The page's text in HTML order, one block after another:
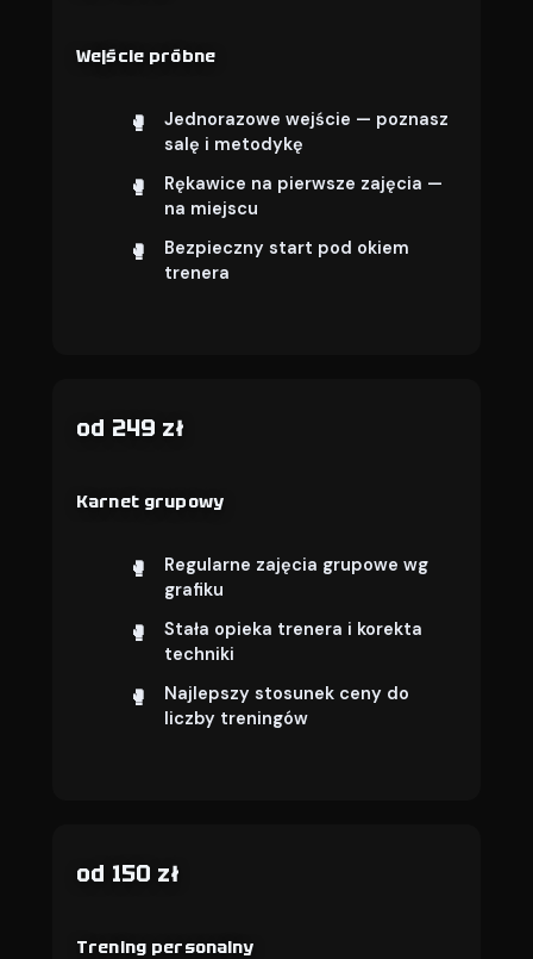
Wejście próbne
Jednorazowe wejście — poznasz
salę i metodykę
Rękawice na pierwsze zajęcia —
na miejscu
Bezpieczny start pod okiem
trenera
od 249 zł
Karnet grupowy
Regularne zajęcia grupowe wg
grafiku
Stała opieka trenera i korekta
techniki
Najlepszy stosunek ceny do
liczby treningów
od 150 zł
Trening personalny